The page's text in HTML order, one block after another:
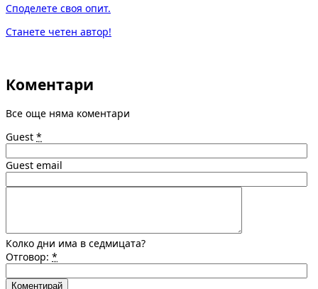
Споделете своя опит.
Станете четен автор!
Коментари
Все още няма коментари
Guest *
Guest email
Колко дни има в седмицата?
Отговор: *